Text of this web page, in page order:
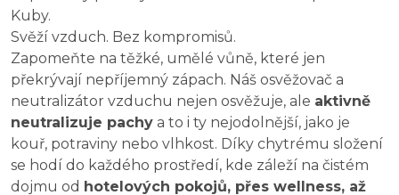
Kuby.
Svěží vzduch. Bez kompromisů.
Zapomeňte na těžké, umělé vůně, které jen
překrývají nepříjemný zápach. Náš osvěžovač a
neutralizátor vzduchu nejen osvěžuje, ale aktivně
neutralizuje pachy a to i ty nejodolnější, jako je
kouř, potraviny nebo vlhkost. Díky chytrému složení
se hodí do každého prostředí, kde záleží na čistém
dojmu od hotelových pokojů, přes wellness, až